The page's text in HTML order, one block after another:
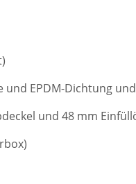
und EPDM-Dichtung
und 48 mm